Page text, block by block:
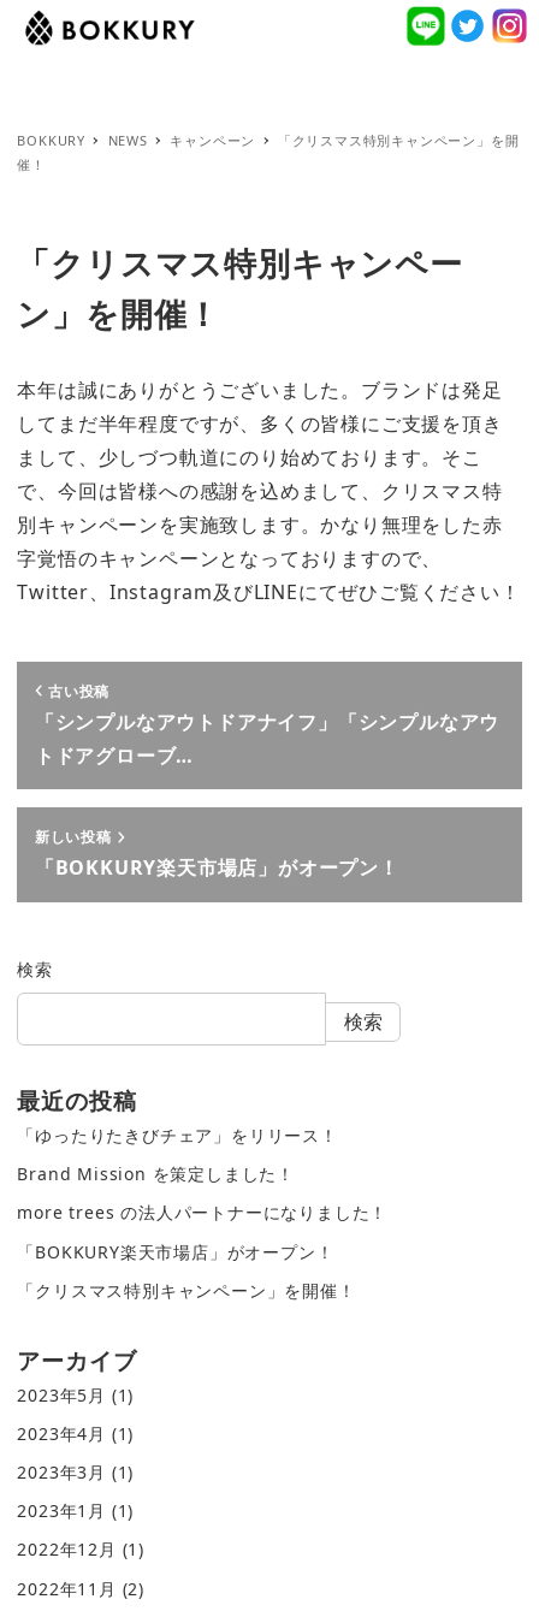
BOKKURY NEWS キャンペーン
「クリスマス特別キャンペーン」を開
催！
「クリスマス特別キャンペー
ン」を開催！
本年は誠にありがとうございました。ブランドは発足
してまだ半年程度ですが、多くの皆様にご支援を頂き
まして、少しづつ軌道にのり始めております。そこ
で、今回は皆様への感謝を込めまして、クリスマス特
別キャンペーンを実施致します。かなり無理をした赤
字覚悟のキャンペーンとなっておりますので、
Twitter、Instagram及びLINEにてぜひご覧ください！
古い投稿
「シンプルなアウトドアナイフ」「シンプルなアウ
トドアグローブ…
新しい投稿
「BOKKURY楽天市場店」がオープン！
検索
検索
最近の投稿
「ゆったりたきびチェア」をリリース！
Brand Mission を策定しました！
more trees の法人パートナーになりました！
「BOKKURY楽天市場店」がオープン！
「クリスマス特別キャンペーン」を開催！
アーカイブ
2023年5月 (1)
2023年4月 (1)
2023年3月 (1)
2023年1月 (1)
2022年12月 (1)
2022年11月 (2)